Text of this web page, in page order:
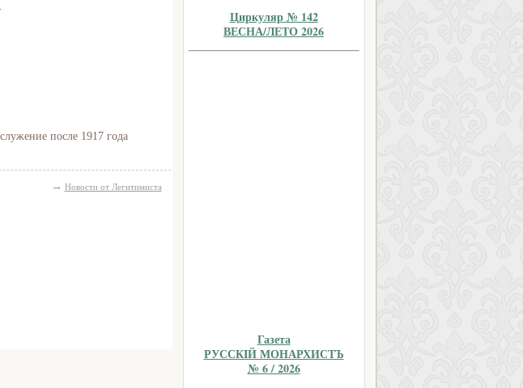
после 1917 года
→ Новости от Легитимиста
Циркуляр № 142
ВЕСНА/ЛЕТО 2026
Газета
РУССКIЙ МОНАРХИСТЪ
№ 6 / 2026